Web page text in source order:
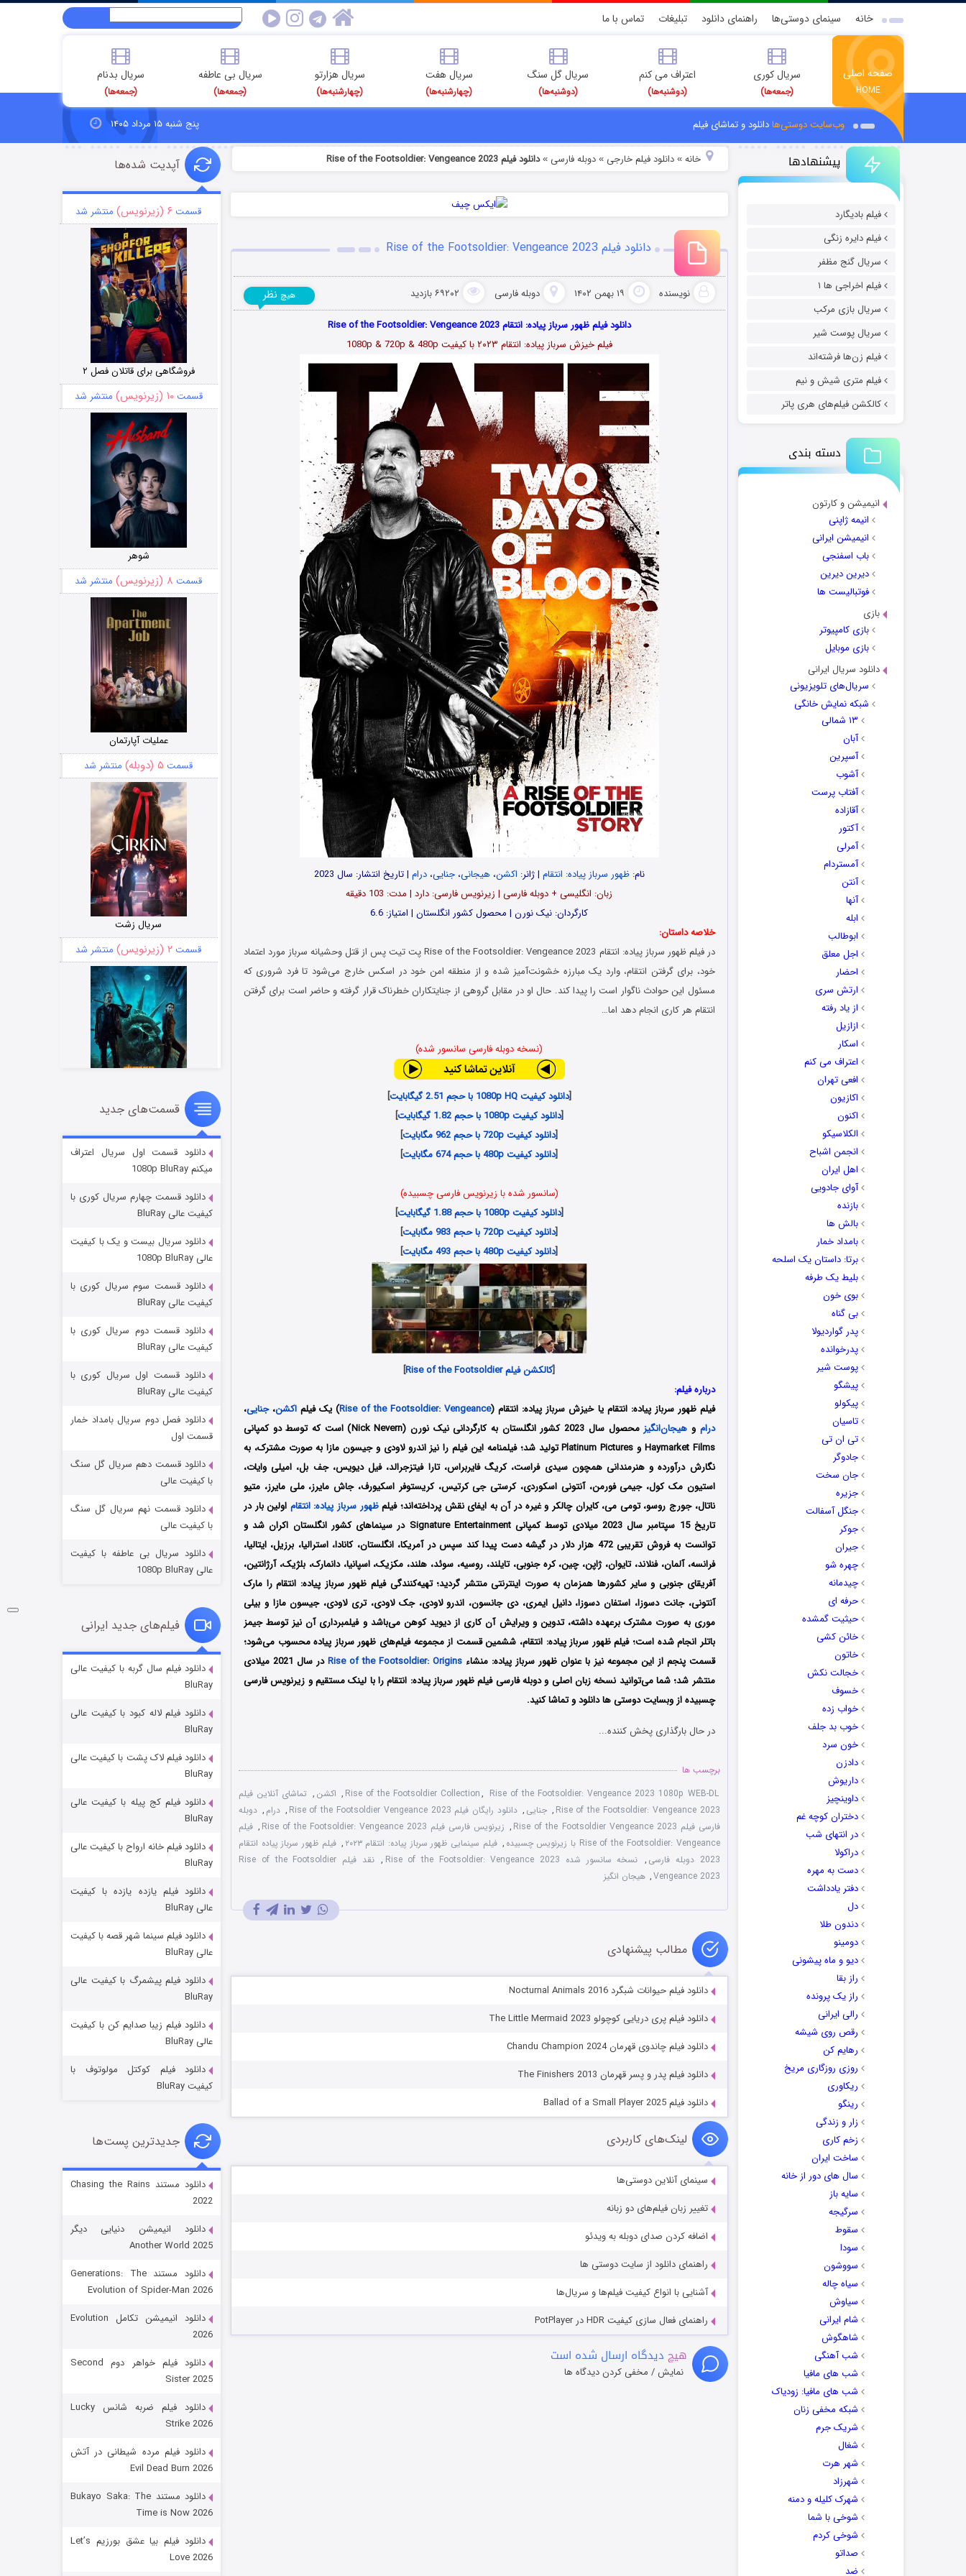
خانه سینمای دوستی‌ها راهنمای دانلود تبلیغات تماس با ما
صفحه اصلی
HOME
سریال کوری
(جمعه‌ها)
اعتراف می کنم
(دوشنبه‌ها)
سریال گل سنگ
(دوشنبه‌ها)
سریال هفت
(چهارشنبه‌ها)
سریال هزارتو
(چهارشنبه‌ها)
سریال بی عاطفه
(جمعه‌ها)
سریال بدنام
(جمعه‌ها)
وب‌سایت دوستی‌هادانلود و تماشای فیلم پنج شنبه ۱۵ مرداد ۱۴۰۵
پیشنهادها
فیلم بادیگارد
فیلم دایره زنگی
سریال گنج مظفر
فیلم اخراجی ها ۱
سریال بازی مرکب
سریال پوست شیر
فیلم زن‌ها فرشته‌اند
فیلم متری شیش و نیم
کالکشن فیلم‌های هری پاتر
دسته بندی
انیمیشن و کارتون
انیمه ژاپنی
انیمیشن ایرانی
باب اسفنجی
دیرین دیرین
فوتبالیست ها
بازی
بازی کامپیوتر
بازی موبایل
دانلود سریال ایرانی
سریال‌های تلویزیونی
شبکه نمایش خانگی
۱۳ شمالی
آبان
آسپرین
آشوب
آفتاب پرست
آقازاده
آکتور
آمرلی
آمستردام
آنتن
آنها
ابله
ابوطالب
اجل معلق
احضار
ارتش سری
از یاد رفته
ازازیل
اسکار
اعتراف می کنم
افعی تهران
اکازیون
اکنون
الکلاسیکو
انجمن اشباح
اهل ایران
آوای جادویی
بازنده
بالش ها
بامداد خمار
برتا: داستان یک اسلحه
بلیط یک‌‌ طرفه
بوی خون
بی گناه
پدر گواردیولا
پدرخوانده
پوست شیر
پیشگو
پیکولو
تاسیان
تی ان تی
جادوگر
جان سخت
جزیره
جنگل آسفالت
جوکر
جیران
چهره شو
چیدمانه
حرفه ای
حیثیت گمشده
خائن کشی
خاتون
خجالت نکش
خسوف
خواب زده
خوب بد جلف
خون سرد
دادزن
داریوش
داوینچیز
دختران کوچه غم
در انتهای شب
دراکولا
دست به مهره
دفتر یادداشت
دل
دندون طلا
دومینو
دیو و ماه پیشونی
راز بقا
راز یک پرونده
رالی ایرانی
رقص روی شیشه
رهایم کن
روزی روزگاری مریخ
ریکاوری
رینگو
زار و زندگی
زخم کاری
ساخت ایران
سال های دور از خانه
سایه باز
سرگیجه
سقوط
سودا
سووشون
سیاه چاله
سیاوش
شام ایرانی
شاهگوش
شب آهنگی
شب های مافیا
شب های مافیا: زودیاک
شبکه مخفی زنان
شریک جرم
شغال
شهر هرت
شهرزاد
شهرک کلیله و دمنه
شوخی با شما
شوخی کردم
صداتو
ضد
خانه» دانلود فیلم خارجی » دوبله فارسی »دانلود فیلم Rise of the Footsoldier: Vengeance 2023
دانلود فیلم Rise of the Footsoldier: Vengeance 2023
نویسنده ۱۹ بهمن ۱۴۰۲ دوبله فارسی ۶۹۲۰۲ بازدید هیچ نظر
دانلود فیلم ظهور سرباز پیاده: انتقام Rise of the Footsoldier: Vengeance 2023
فیلم خیزش سرباز پیاده: انتقام ۲۰۲۳
با کیفیت 1080p & 720p & 480p
نام:ظهور سرباز پیاده: انتقام | ژانر: اکشن، هیجانی،جنایی،درام | تاریخ انتشار: سال 2023
زبان: انگلیسی + دوبله فارسی | زیرنویس فارسی: دارد | مدت: 103 دقیقه
کارگردان: نیک نورن | محصول کشور انگلستان | امتیاز: 6.6
خلاصه داستان:
در فیلمظهور سرباز پیاده: انتقام
Rise of the Footsoldier: Vengeance 2023 پت تیت پس از قتل وحشیانه سرباز مورد اعتماد
خود، برای گرفتن انتقام، وارد یک مبارزه خشونت‌آمیز شده و از منطقه امن خود در اسکس خارج می‌شود تا فرد شروری که
مسئول این حوادث ناگوار است را پیدا کند. حال او در مقابل گروهی از جنایتکاران خطرناک قرار گرفته و حاضر است برای گرفتن
انتقام هر کاری انجام دهد اما…
(نسخه دوبله فارسی سانسور شده)
[دانلود کیفیت 1080p HQ با حجم 2.51 گیگابایت
]
[دانلود کیفیت 1080p با حجم 1.82 گیگابایت
]
[دانلود کیفیت 720p با حجم 962 مگابایت
]
[دانلود کیفیت 480p با حجم 674 مگابایت ]
(سانسور شده با زیرنویس فارسی چسبیده)
[دانلود کیفیت 1080p با حجم 1.88 گیگابایت
]
[دانلود کیفیت 720p با حجم 983 مگابایت
]
[دانلود کیفیت 480p با حجم 493 مگابایت ]
[کالکشن فیلم Rise of the Footsoldier
]
درباره فیلم:
فیلمظهور سرباز پیاده: انتقام یا خیزش سرباز پیاده: انتقام(
Rise of the Footsoldier: Vengeance) یک فیلماکشن،جنایی،
درام و هیجان‌انگیز
محصول سال 2023 کشور انگلستان به کارگردانی نیک نورن (Nick Nevern) است که توسط دو کمپانی
Haymarket Films و Platinum Pictures تولید شد؛ فیلمنامه این فیلم را نیز اندرو لاودی و جیسون مازا به صورت مشترک، به
نگارش درآورده و هنرمندانی همچون سیدی فراست، کریگ فایربراس، تارا فیتزجرالد، فیل دیویس، جف بل، امیلی وایات،
استیون مک کول، جیمی فورمن، آنتونی اسکوردی، کرستی جی کرتیس، کریستوفر اسکیورف، جاش مایرز، ملی مایرز، متیو
ناتال، جورج روسو، تومی می، کایران چالکر و غیره در آن به ایفای نقش پرداخته‌اند؛ فیلمظهور سرباز پیاده: انتقام اولین بار در
تاریخ 15 سپتامبر سال 2023 میلادی توسط کمپانی Signature Entertainment در سینماهای کشور انگلستان اکران شد و
توانست به فروش تقریبی 472 هزار دلار در گیشه دست پیدا کند سپس در آمریکا، انگلستان، کانادا، استرالیا، برزیل، ایتالیا،
فرانسه، آلمان، فنلاند، تایوان، ژاپن، چین، کره جنوبی، تایلند، روسیه، سوئد، هلند، مکزیک، اسپانیا، دانمارک، بلژیک، آرژانتین،
آفریقای جنوبی و سایر کشورها همزمان به صورت اینترنتی منتشر گردید؛ تهیه‌کنندگی فیلم ظهور سرباز پیاده: انتقامرا مارک
آنتونی، جانت دسوزا، استفان دسوزا، دانیل ایمری، دی جانسون، اندرو لاودی، جک لاودی، تری لاودی، جیسون مازا و بیلی
موری به صورت مشترک برعهده داشته، تدوین و ویرایش آن کاری از دیوید کوهن می‌باشد و فیلمبرداری آن نیز توسط جیمز
باتلر انجام شده است؛ فیلم ظهور سرباز پیاده: انتقام، ششمین قسمت از مجموعه فیلم‌های ظهور سرباز پیاده محسوب می‌شود؛
قسمت پنجم از این مجموعه نیز با عنوان ظهور سرباز پیاده: منشاءRise of the Footsoldier: Origins
در سال 2021 میلادی
منتشر شد؛ شما می‌توانید نسخه زبان اصلی و دوبله فارسی فیلمظهور سرباز پیاده: انتقامرا با ‌لینک مستقیم و زیرنویس فارسی
چسبیده از وبسایت دوستی ها دانلود و تماشا کنید.
در حال بارگذاری پخش کننده...
برچسب ها
Rise of the Footsoldier Collection, Rise of the Footsoldier: Vengeance 2023 1080p WEB-DL
, اکشن , تماشای آنلاین فیلم
Rise of the Footsoldier: Vengeance 2023
, جنایی , دانلود رایگان فیلم Rise of the Footsoldier Vengeance 2023 , درام , دوبله
فارسی فیلم Rise of the Footsoldier Vengeance 2023
, زیرنویس فارسی فیلم Rise of the Footsoldier: Vengeance 2023 , فیلم
Rise of the Footsoldier: Vengeance با زیرنویس چسبیده
, فیلم سینمایی ظهور سرباز پیاده: انتقام ۲۰۲۳ , فیلم ظهور سرباز پیاده انتقام
2023 دوبله فارسی
, نسخه سانسور شده Rise of the Footsoldier: Vengeance 2023 ,
نقد فیلم Rise of the Footsoldier
Vengeance 2023
, هیجان انگیز
مطالب پیشنهادی
دانلود فیلم حیوانات شبگرد Nocturnal Animals 2016
دانلود فیلم پری دریایی کوچولو The Little Mermaid 2023
دانلود فیلم چاندوی قهرمان Chandu Champion 2024
دانلود فیلم پدر و پسر قهرمان The Finishers 2013
دانلود فیلم Ballad of a Small Player 2025
لینک‌های کاربردی
سینمای آنلاین دوستی‌ها
تغییر زبان فیلم‌های دو زبانه
اضافه کردن صدای دوبله به ویدئو
راهنمای دانلود از سایت دوستی ها
آشنایی با انواع کیفیت فیلم‌ها و سریال‌ها
راهنمای فعال سازی کیفیت HDR در PotPlayer
هیچ دیدگاه ارسال شده است
نمایش / مخفی کردن دیدگاه ها
آپدیت شده‌ها
قسمت ۶ (زیرنویس) منتشر شد
فروشگاهی برای قاتلان فصل ۲
قسمت۱۰ (زیرنویس) منتشر شد
شوهر
قسمت ۸ (زیرنویس) منتشر شد
عملیات آپارتمان
قسمت ۵ (دوبله) منتشر شد
سریال زشت
قسمت ۲ (زیرنویس) منتشر شد
مردگان متحرک: شهر مرده ۳
قسمت۲ (زیرنویس) منتشر شد
شکست استوارت در نجات جهان
شوگر فصل ۲
قسمت ۷ (زیرنویس) منتشر شد
خاندان اژدها فصل ۳
قسمت
جادوگری در مغولستان
باب اسفنجی فصل ۱۷
قسمت۱۵ (دوبله)
زیرزمین
قسمت
قسمت‌های جدید
دانلود قسمت اول سریال اعتراف
میکنم 1080p BluRay
دانلود قسمت چهارم سریال کوری با
کیفیت عالی BluRay
دانلود سریال بیست و یک با کیفیت
عالی 1080p BluRay
دانلود قسمت سوم سریال کوری با
کیفیت عالی BluRay
دانلود قسمت دوم سریال کوری با
کیفیت عالی BluRay
دانلود قسمت اول سریال کوری با
کیفیت عالی BluRay
دانلود فصل دوم سریال بامداد خمار
قسمت اول
دانلود قسمت دهم سریال گل سنگ
با کیفیت عالی
دانلود قسمت نهم سریال گل سنگ
با کیفیت عالی
دانلود سریال بی عاطفه با کیفیت
عالی 1080p BluRay
فیلم‌های جدید ایرانی
دانلود فیلم سال گربه با کیفیت عالی
BluRay
دانلود فیلم لاله کبود با کیفیت عالی
BluRay
دانلود فیلم لاک پشت با کیفیت عالی
BluRay
دانلود فیلم کج‌ پیله با کیفیت عالی
BluRay
دانلود فیلم خانه ارواح با کیفیت عالی
BluRay
دانلود فیلم یازده یازده با کیفیت
عالی BluRay
دانلود فیلم سینما شهر قصه با کیفیت
عالی BluRay
دانلود فیلم پیشمرگ با کیفیت عالی
BluRay
دانلود فیلم زیبا صدایم کن با کیفیت
عالی BluRay
دانلود فیلم کوکتل مولوتوف با
کیفیت BluRay
جدیدترین پست‌ها
دانلود مستند Chasing the Rains
2022
دانلود انیمیشن دنیایی دیگر
Another World 2025
دانلود مستند Generations: The
Evolution of Spider-Man 2026
دانلود انیمیشن تکامل Evolution
2026
دانلود فیلم خواهر دوم Second
Sister 2025
دانلود فیلم ضربه شانس Lucky
Strike 2026
دانلود فیلم مرده شیطانی در آتش
Evil Dead Burn 2026
دانلود مستند Bukayo Saka: The
Time is Now 2026
دانلود فیلم بیا عشق بورزیم Let’s
Love 2026